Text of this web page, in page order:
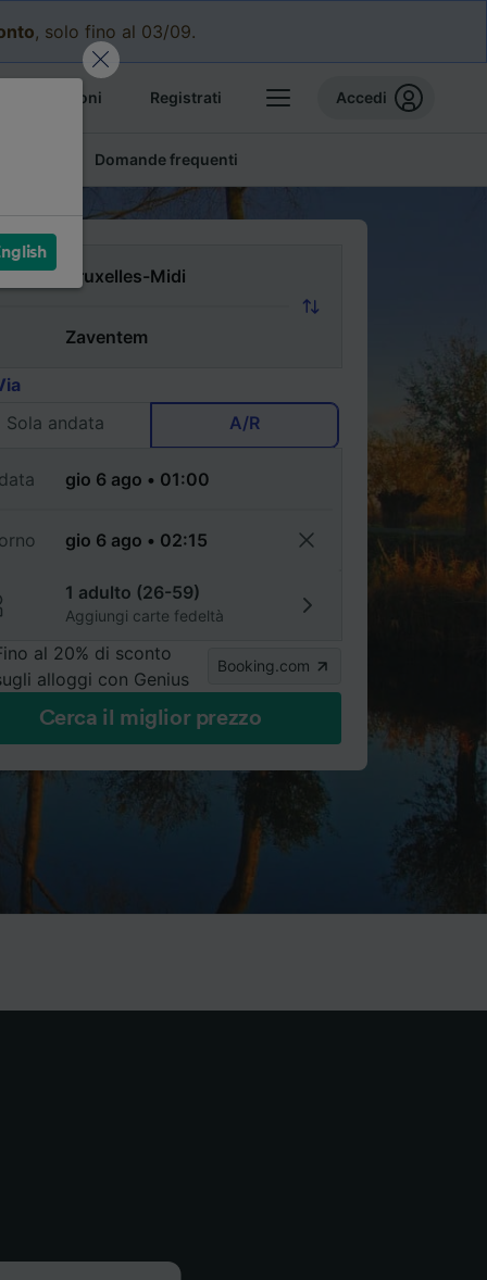
, solo fino al 03/09.
prenotazioni Registrati Accedi
Domande frequenti
Sola andata
A/R
1 adulto (26-59)
Aggiungi carte fedeltà
al 20% di sconto
alloggi con Genius
Booking.com
Cerca il miglior prezzo